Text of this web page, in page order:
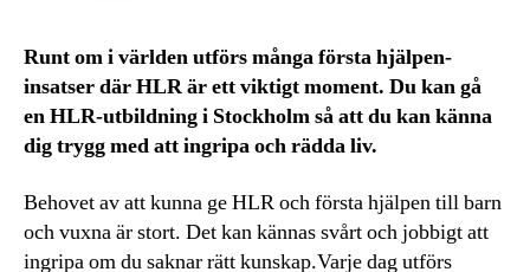
Runt om i världen utförs många första hjälpen-
insatser där HLR är ett viktigt moment. Du kan gå
en HLR-utbildning i Stockholm så att du kan känna
dig trygg med att ingripa och rädda liv.
Behovet av att kunna ge HLR och första hjälpen till barn
och vuxna är stort. Det kan kännas svårt och jobbigt att
ingripa om du saknar rätt kunskap.Varje dag utförs